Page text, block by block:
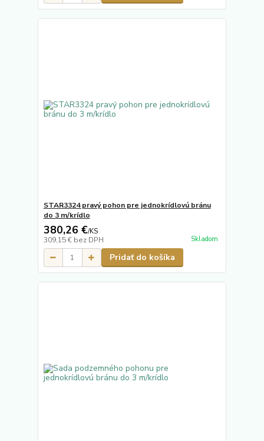
STAR3324 pravý pohon pre jednokrídlovú bránu
do 3 m/krídlo
380,26 €/KS
309,15 € bez DPH Skladom
Pridať do košíka